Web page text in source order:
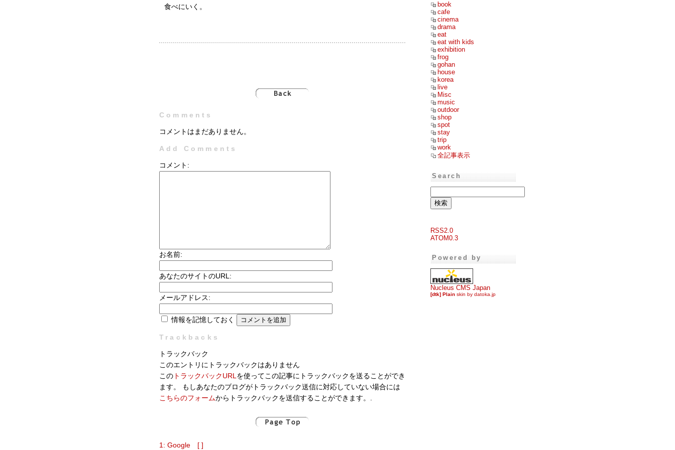
食べにいく。
Comments
コメントはまだありません。
Add Comments
コメント:
お名前:
あなたのサイトのURL:
メールアドレス:
情報を記憶しておく
Trackbacks
トラックバック
このエントリにトラックバックはありません
この トラックバックURL を使ってこの記事にトラックバックを送ることができ
ます。 もしあなたのブログがトラックバック送信に対応していない場合には
こちらのフォームからトラックバックを送信することができます。.
1: Google [ ]
book
cafe
cinema
drama
eat
eat with kids
exhibition
frog
gohan
house
korea
live
Misc
music
outdoor
shop
spot
stay
trip
work
全記事表示
Search
RSS2.0
ATOM0.3
Powered by
Nucleus CMS Japan
[dtk] Plain skin by datoka.jp